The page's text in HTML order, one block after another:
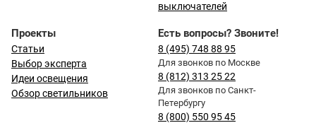
выключателей
Проекты
Статьи
Выбор эксперта
Идеи освещения
Обзор светильников
Есть вопросы? Звоните!
8 (495) 748 88 95
Для звонков по Москве
8 (812) 313 25 22
Для звонков по Санкт-
Петербургу
8 (800) 550 95 45